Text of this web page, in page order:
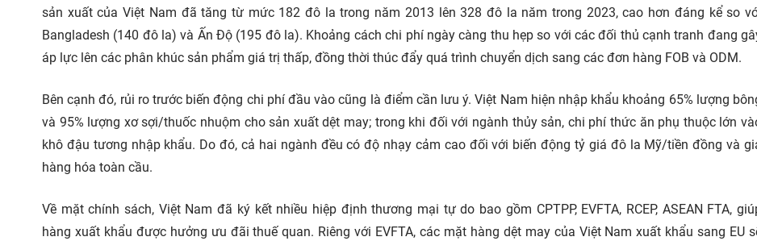
sản xuất của Việt Nam đã tăng từ mức 182 đô la trong năm 2013 lên 328 đô la năm trong 2023, cao hơn đáng kể so
Bangladesh (140 đô la) và Ấn Độ (195 đô la). Khoảng cách chi phí ngày càng thu hẹp so với các đối thủ cạnh tranh đang
áp lực lên các phân khúc sản phẩm giá trị thấp, đồng thời thúc đẩy quá trình chuyển dịch sang các đơn hàng FOB và ODM.
Bên cạnh đó, rủi ro trước biến động chi phí đầu vào cũng là điểm cần lưu ý. Việt Nam hiện nhập khẩu khoảng 65% lượng
và 95% lượng xơ sợi/thuốc nhuộm cho sản xuất dệt may; trong khi đối với ngành thủy sản, chi phí thức ăn phụ thuộc lớn
khô đậu tương nhập khẩu. Do đó, cả hai ngành đều có độ nhạy cảm cao đối với biến động tỷ giá đô la Mỹ/tiền đồng và
hàng hóa toàn cầu.
Về mặt chính sách, Việt Nam đã ký kết nhiều hiệp định thương mại tự do bao gồm CPTPP, EVFTA, RCEP, ASEAN FTA,
hàng xuất khẩu được hưởng ưu đãi thuế quan. Riêng với EVFTA, các mặt hàng dệt may của Việt Nam xuất khẩu sang EU